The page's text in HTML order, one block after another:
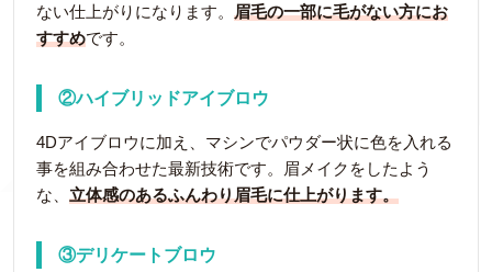
ない仕上がりになります。 眉毛の一部に毛がない方にお
すすめです。
②ハイブリッドアイブロウ
4Dアイブロウに加え、マシンでパウダー状に色を入れる
事を組み合わせた最新技術です。眉メイクをしたよう
な、 立体感のあるふんわり眉毛に仕上がります。
③デリケートブロウ